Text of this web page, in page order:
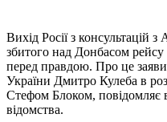
Вихід Росії з консультацій
збитого над Донбасом рейсу
перед правдою. Про це
України Дмитро Кулеба в
Стефом Блоком, повідомляє
відомства.